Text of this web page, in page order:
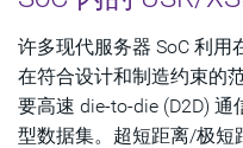
许多现代服务器 SoC 利用
在符合设计和制造约束的
要高速 die-to-die (D2D)
型数据集。超短距离/极短